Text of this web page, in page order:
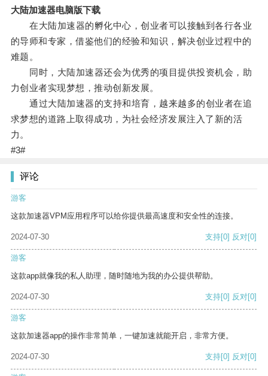
大陆加速器电脑版下载
在大陆加速器的孵化中心，创业者可以接触到各行各业
的导师和专家，借鉴他们的经验和知识，解决创业过程中的
难题。
同时，大陆加速器还会为优秀的项目提供投资机会，助
力创业者实现梦想，推动创新发展。
通过大陆加速器的支持和培育，越来越多的创业者在追
求梦想的道路上取得成功，为社会经济发展注入了新的活
力。
#3#
评论
游客
这款加速器VPM应用程序可以给你提供最高速度和安全性的连接。
2024-07-30 支持[0] 反对[0]
游客
这款app就像我的私人助理，随时随地为我的办公提供帮助。
2024-07-30 支持[0] 反对[0]
游客
这款加速器app的操作非常简单，一键加速就能开启，非常方便。
2024-07-30 支持[0] 反对[0]